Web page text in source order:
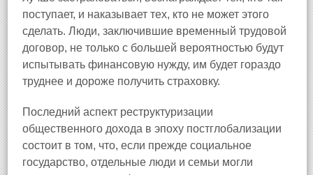
поступает, и наказывает тех, кто не может этого
сделать. Люди, заключившие временный трудовой
договор, не только с большей вероятностью будут
испытывать финансовую нужду, им будет гораздо
труднее и дороже получить страховку.
Последний аспект реструктуризации
общественного дохода в эпоху постглобализации
состоит в том, что, если прежде социальное
государство, отдельные люди и семьи могли